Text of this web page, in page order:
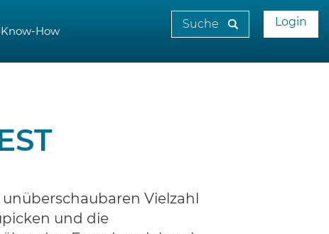
Know-How
Login
Vielzahl
und die